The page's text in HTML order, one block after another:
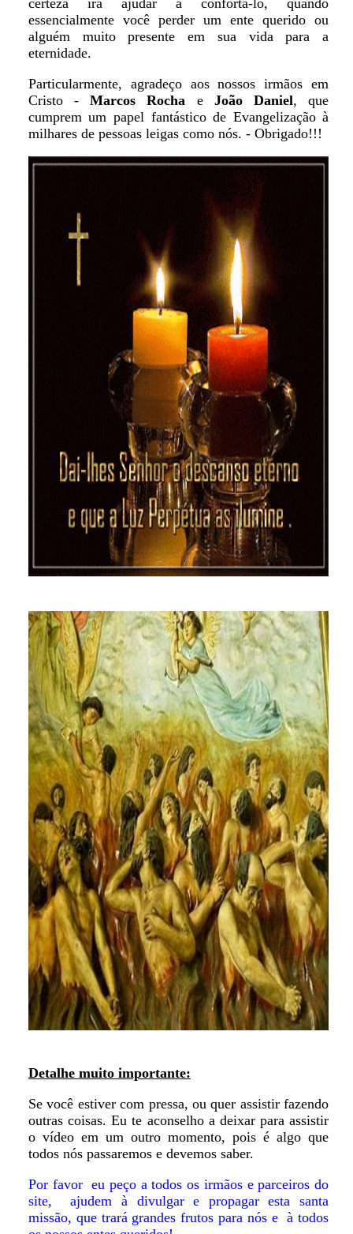
certeza irá ajudar à conforta-lo, quando
essencialmente você perder um ente querido ou
alguém muito presente em sua vida para a
eternidade.
Particularmente, agradeço aos nossos irmãos em
Cristo -Marcos Rocha e João Daniel, que
cumprem um papel fantástico de Evangelização à
milhares de pessoas leigas como nós. - Obrigado!!!
Detalhe muito importante:
Se você estiver com pressa, ou quer assistir fazendo
outras coisas. Eu te aconselho a deixar para assistir
o vídeo em um outro momento, pois é algo que
todos nós passaremos e devemos saber.
Por favor eu peço a todos os irmãos e parceiros do
site, ajudem à divulgar e propagar esta santa
missão, que trará grandes frutos para nós e à todos